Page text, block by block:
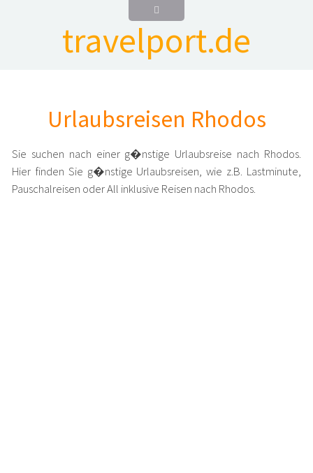
travelport.de
Urlaubsreisen Rhodos
Sie suchen nach einer g�nstige Urlaubsreise nach Rhodos.
Hier finden Sie g�nstige Urlaubsreisen, wie z.B. Lastminute,
Pauschalreisen oder All inklusive Reisen nach Rhodos.